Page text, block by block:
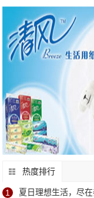
热度排行
1 夏日理想生活，尽